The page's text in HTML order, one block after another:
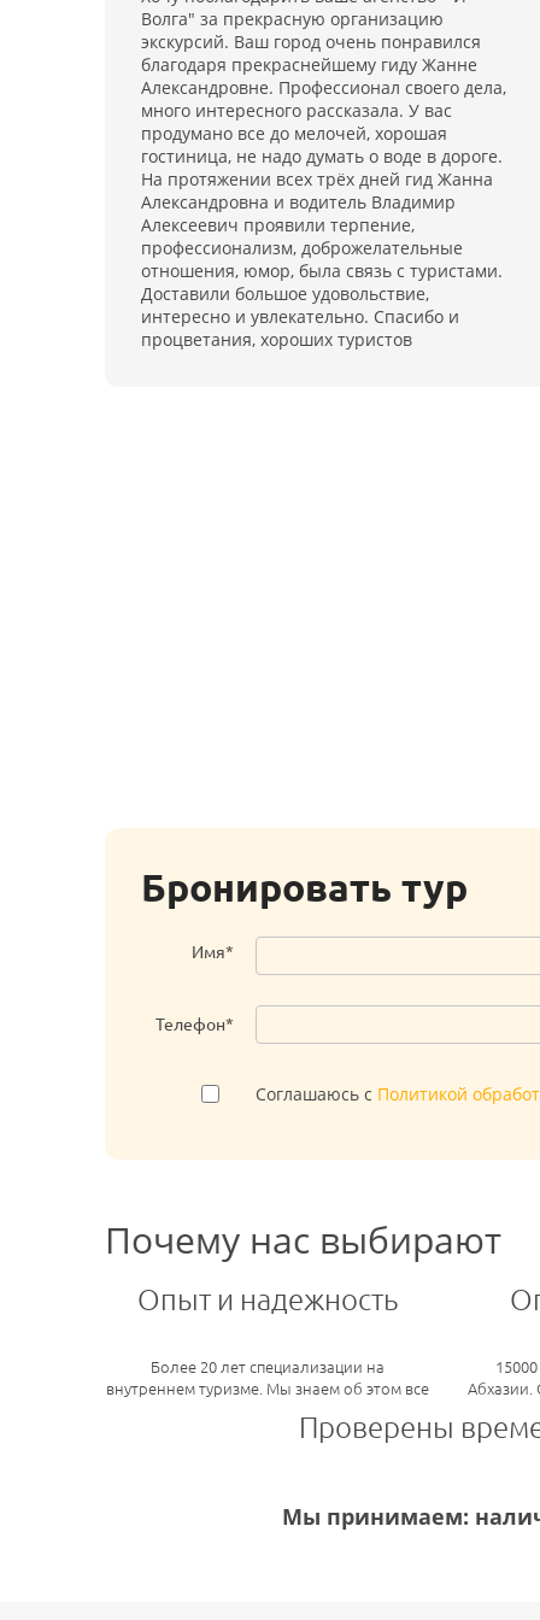
услугам инструкторов по фитнесу, аквааэробике и
лечебной физкультуре
Для развлечений открыты залы с бильярдом,
караоке, можно посмотреть фильм или принять
участие в концертной программе. За отдельную
плату санаторий дает в аренду спортивный
инвентарь (коньки, лыжи, велосипеды и др.). Для
корпоративных встреч в санатории имеется
большой конференц-зал на 300 мест
Волга" за прекрасную организацию
экскурсий. Ваш город очень понравился
благодаря прекраснейшему гиду Жанне
Александровне. Профессионал своего дела,
много интересного рассказала. У вас
продумано все до мелочей, хорошая
гостиница, не надо думать о воде в дороге.
На протяжении всех трёх дней гид Жанна
Александровна и водитель Владимир
Алексеевич проявили терпение,
профессионализм, доброжелательные
отношения, юмор, была связь с туристами.
Доставили большое удовольствие,
интересно и увлекательно. Спасибо и
процветания, хороших туристов
Бронировать тур
Имя*
Телефон*
Соглашаюсь с Политикой
Почему нас выбирают
Опыт и надежность
Более 20 лет специализации на
внутреннем туризме. Мы знаем об этом все
Абхазии.
Проверены
Мы принимаем: